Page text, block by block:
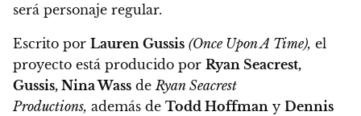
será personaje regular.
Escrito por Lauren Gussis (Once Upon A Time), el
proyecto está producido por Ryan Seacrest,
Gussis, Nina Wass de Ryan Seacrest
Productions, además de Todd Hoffman y Dennis